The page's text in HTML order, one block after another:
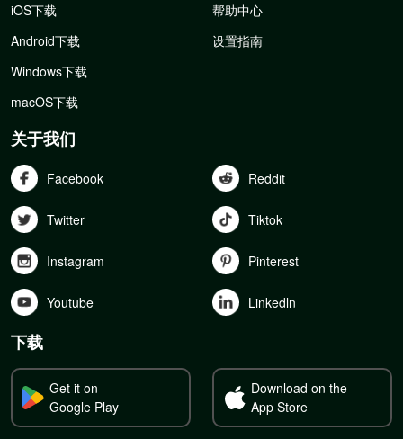
iOS下载
Android下载
Windows下载
macOS下载
帮助中心
设置指南
关于我们
Facebook Reddit
Twitter Tiktok
Instagram Pinterest
Youtube Linkedln
下载
Get it on
Google Play
Download on the
App Store